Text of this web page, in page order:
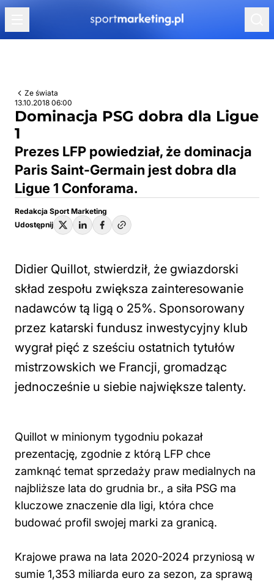
Przejdź do treści
Ze świata
13.10.2018 06:00
Dominacja PSG dobra dla Ligue
1
Prezes LFP powiedział, że dominacja
Paris Saint-Germain jest dobra dla
Ligue 1 Conforama.
Redakcja Sport Marketing
Udostępnij
Didier Quillot, stwierdził, że gwiazdorski
skład zespołu zwiększa zainteresowanie
nadawców tą ligą o 25%. Sponsorowany
przez katarski fundusz inwestycyjny klub
wygrał pięć z sześciu ostatnich tytułów
mistrzowskich we Francji, gromadząc
jednocześnie u siebie największe talenty.
Quillot w minionym tygodniu pokazał
prezentację, zgodnie z którą LFP chce
zamknąć temat sprzedaży praw medialnych na
najbliższe lata do grudnia br., a siła PSG ma
kluczowe znaczenie dla ligi, która chce
budować profil swojej marki za granicą.
Krajowe prawa na lata 2020-2024 przyniosą w
sumie 1,353 miliarda euro za sezon, za sprawą